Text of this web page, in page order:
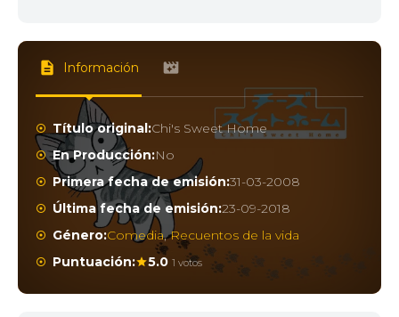
Información
Título original:Chi's Sweet Home
En Producción:No
Primera fecha de emisión:31-03-2008
Última fecha de emisión:23-09-2018
Género:Comedia,Recuentos de la vida
Puntuación:
5.0 1 votos